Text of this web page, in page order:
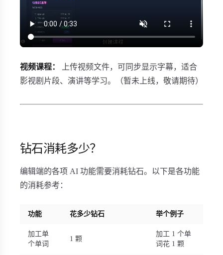
视频课程：
上传视频文件，可同步显示字幕，适合
影视剧片段、演讲等学习。（暂未上线，敬请期待）
钻石消耗多少？
编辑端的各项 AI 功能需要消耗钻石。以下是各功能
的消耗参考：
功能 花多少钻石 举个例子
加工单
个单词
1 颗
加工 1 个单
词花 1 颗